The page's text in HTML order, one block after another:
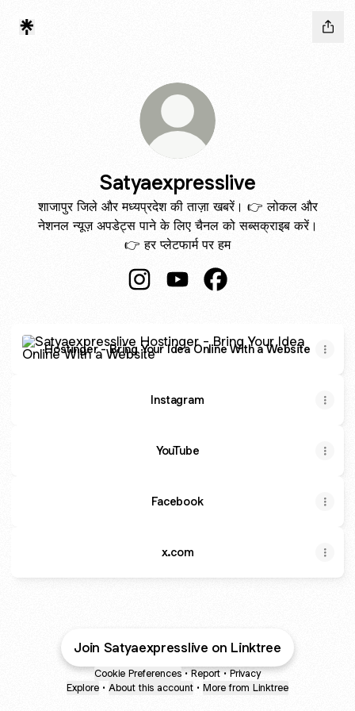
Satyaexpresslive
शाजापुर जिले और मध्यप्रदेश की ताज़ा खबरें। 👉 लोकल और
नेशनल न्यूज़ अपडेट्स पाने के लिए चैनल को सब्सक्राइब करें।
👉 हर प्लेटफार्म पर हम
Hostinger - Bring Your Idea Online With a Website
Instagram
YouTube
Facebook
x.com
Join Satyaexpresslive on Linktree
Cookie Preferences • Report • Privacy
Explore • About this account • More from Linktree